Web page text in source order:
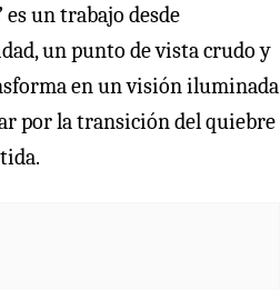
es un trabajo desde
un punto de vista crudo y
en un visión iluminada
por la transición del quiebre